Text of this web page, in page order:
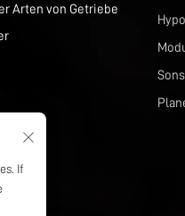
Arten von Getriebe
If